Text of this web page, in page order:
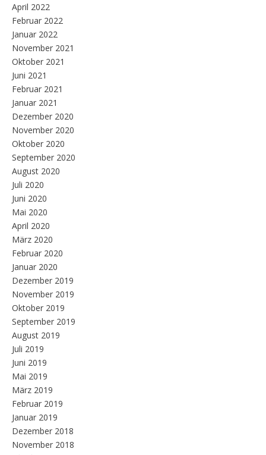
April 2022
Februar 2022
Januar 2022
November 2021
Oktober 2021
Juni 2021
Februar 2021
Januar 2021
Dezember 2020
November 2020
Oktober 2020
September 2020
August 2020
Juli 2020
Juni 2020
Mai 2020
April 2020
März 2020
Februar 2020
Januar 2020
Dezember 2019
November 2019
Oktober 2019
September 2019
August 2019
Juli 2019
Juni 2019
Mai 2019
März 2019
Februar 2019
Januar 2019
Dezember 2018
November 2018